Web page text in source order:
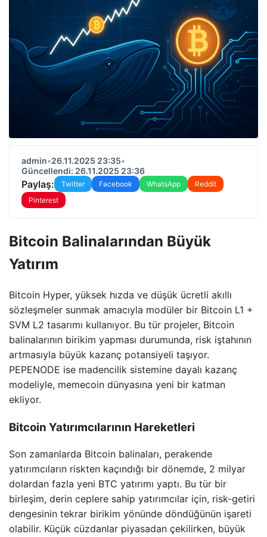
admin•26.11.2025 23:35•
Güncellendi: 26.11.2025 23:36
Paylaş: Twitter Facebook WhatsApp
Reddit
Pinterest
Bitcoin Balinalarından Büyük
Yatırım
Bitcoin Hyper, yüksek hızda ve düşük ücretli akıllı
sözleşmeler sunmak amacıyla modüler bir Bitcoin L1 +
SVM L2 tasarımı kullanıyor. Bu tür projeler, Bitcoin
balinalarının birikim yapması durumunda, risk iştahının
artmasıyla büyük kazanç potansiyeli taşıyor.
PEPENODE ise madencilik sistemine dayalı kazanç
modeliyle, memecoin dünyasına yeni bir katman
ekliyor.
Bitcoin Yatırımcılarının Hareketleri
Son zamanlarda Bitcoin balinaları, perakende
yatırımcıların riskten kaçındığı bir dönemde, 2 milyar
dolardan fazla yeni BTC yatırımı yaptı. Bu tür bir
birleşim, derin ceplere sahip yatırımcılar için, risk-getiri
dengesinin tekrar birikim yönünde döndüğünün işareti
olabilir. Küçük cüzdanlar piyasadan çekilirken, büyük